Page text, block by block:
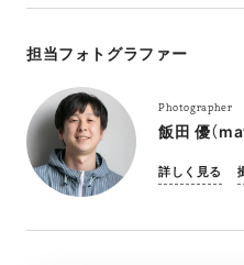
担当フォトグラファー
Photographer
飯田 優（
詳しく見る